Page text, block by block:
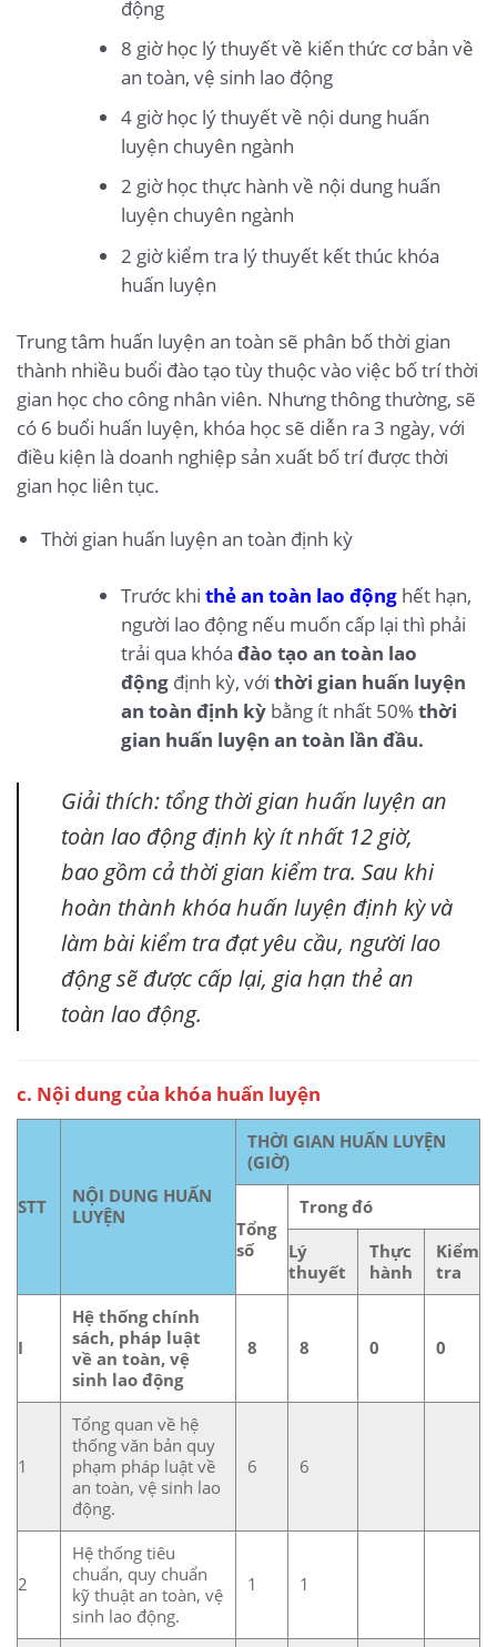
động
8 giờ học lý thuyết về kiến thức cơ bản về
an toàn, vệ sinh lao động
4 giờ học lý thuyết về nội dung huấn
luyện chuyên ngành
2 giờ học thực hành về nội dung huấn
luyện chuyên ngành
2 giờ kiểm tra lý thuyết kết thúc khóa
huấn luyện
Trung tâm huấn luyện an toàn sẽ phân bố thời gian
thành nhiều buổi đào tạo tùy thuộc vào việc bố trí thời
gian học cho công nhân viên. Nhưng thông thường, sẽ
có 6 buổi huấn luyện, khóa học sẽ diễn ra 3 ngày, với
điều kiện là doanh nghiệp sản xuất bố trí được thời
gian học liên tục.
Thời gian huấn luyện an toàn định kỳ
Trước khithẻ an toàn lao động hết hạn,
người lao động nếu muốn cấp lại thì phải
trải qua khóađào tạo an toàn lao
động định kỳ, vớithời gian huấn luyện
an toàn định kỳ bằng ít nhất 50%thời
gian huấn luyện an toàn lần đầu.
Giải thích: tổng thời gian huấn luyện an
toàn lao động định kỳ ít nhất 12 giờ,
bao gồm cả thời gian kiểm tra. Sau khi
hoàn thành khóa huấn luyện định kỳ và
làm bài kiểm tra đạt yêu cầu, người lao
động sẽ được cấp lại, gia hạn thẻ an
toàn lao động.
c. Nội dung của khóa huấn luyện
STT
NỘI DUNG HUẤN
LUYỆN
THỜI GIAN HUẤN LUYỆN
(GIỜ)
Tổng
số
Trong đó
Lý
thuyết
Thực
hành
Kiểm
tra
I
Hệ thống chính
sách, pháp luật
về an toàn, vệ
sinh lao động
8 8 0 0
1
Tổng quan về hệ
thống văn bản quy
phạm pháp luật về
an toàn, vệ sinh lao
động.
6 6
2
Hệ thống tiêu
chuẩn, quy chuẩn
kỹ thuật an toàn, vệ
sinh lao động.
1 1